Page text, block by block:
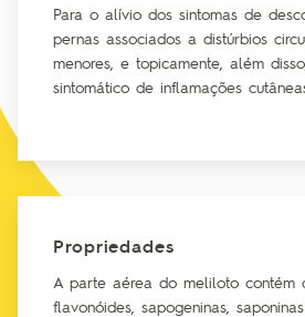
Para o alívio dos sintomas de
pernas associados a distúrbios
menores, e topicamente, além
sintomático de inflamações
Propriedades
A parte aérea do meliloto contém
flavonóides, sapogeninas,